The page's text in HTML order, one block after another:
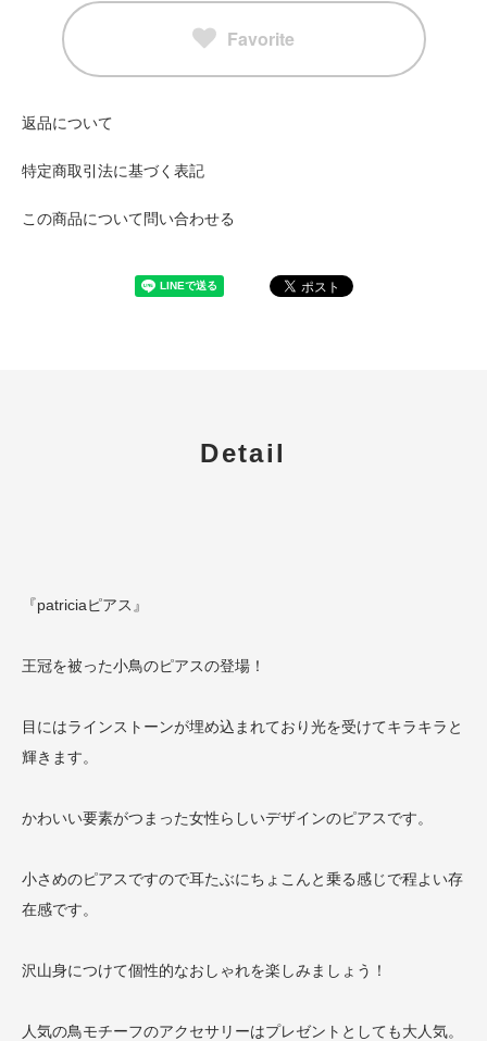
Favorite
返品について
特定商取引法に基づく表記
この商品について問い合わせる
Detail
『patriciaピアス』
王冠を被った小鳥のピアスの登場！
目にはラインストーンが埋め込まれており光を受けてキラキラと
輝きます。
かわいい要素がつまった女性らしいデザインのピアスです。
小さめのピアスですので耳たぶにちょこんと乗る感じで程よい存
在感です。
沢山身につけて個性的なおしゃれを楽しみましょう！
人気の鳥モチーフのアクセサリーはプレゼントとしても大人気。